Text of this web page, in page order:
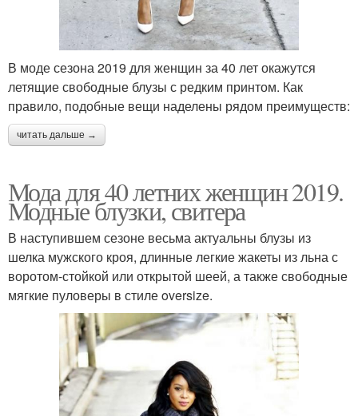
В моде сезона 2019 для женщин за 40 лет окажутся
летящие свободные блузы с редким принтом. Как
правило, подобные вещи наделены рядом преимуществ:
читать дальше →
Мода для 40 летних женщин 2019.
Модные блузки, свитера
В наступившем сезоне весьма актуальны блузы из
шелка мужского кроя, длинные легкие жакеты из льна с
воротом-стойкой или открытой шеей, а также свободные
мягкие пуловеры в стиле oversize.